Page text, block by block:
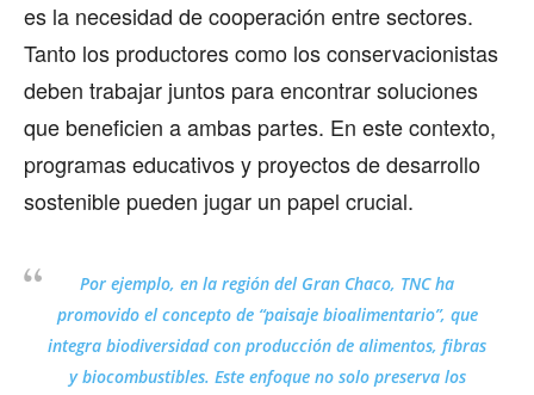
es la necesidad de cooperación entre sectores.
Tanto los productores como los conservacionistas
deben trabajar juntos para encontrar soluciones
que beneficien a ambas partes. En este contexto,
programas educativos y proyectos de desarrollo
sostenible pueden jugar un papel crucial.
Por ejemplo, en la región del Gran Chaco, TNC ha
promovido el concepto de “paisaje bioalimentario”, que
integra biodiversidad con producción de alimentos, fibras
y biocombustibles. Este enfoque no solo preserva los